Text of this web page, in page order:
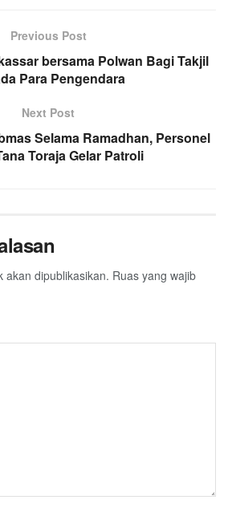
Previous Post
bersama Polwan Bagi Takjil
Para Pengendara
Next Post
Selama Ramadhan, Personel
Toraja Gelar Patroli
akan dipublikasikan. Ruas yang wajib